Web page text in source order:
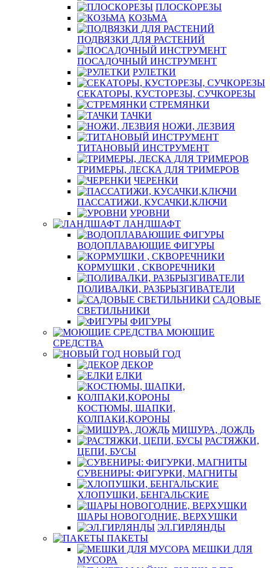
ПЛОСКОРЕЗЫ
КОЗЬМА
ПОДВЯЗКИ ДЛЯ РАСТЕНИЙ
ПОСАДОЧНЫЙ ИНСТРУМЕНТ
РУЛЕТКИ
СЕКАТОРЫ, КУСТОРЕЗЫ, СУЧКОРЕЗЫ
СТРЕМЯНКИ
ТАЧКИ
НОЖИ, ЛЕЗВИЯ
ТИТАНОВЫЙ ИНСТРУМЕНТ
ТРИМЕРЫ, ЛЕСКА ДЛЯ ТРИМЕРОВ
ЧЕРЕНКИ
ПАССАТИЖИ, КУСАЧКИ,КЛЮЧИ
УРОВНИ
ЛАНДШАФТ
ВОДОПЛАВАЮЩИЕ ФИГУРЫ
КОРМУШКИ , СКВОРЕЧНИКИ
ПОЛИВАЛКИ, РАЗБРЫЗГИВАТЕЛИ
САДОВЫЕ
СВЕТИЛЬНИКИ
ФИГУРЫ
МОЮЩИЕ
СРЕДСТВА
НОВЫЙ ГОД
ДЕКОР
ЕЛКИ
КОСТЮМЫ, ШАПКИ,
КОЛПАКИ,КОРОНЫ
МИШУРА, ДОЖДЬ
РАСТЯЖКИ,
ЦЕПИ, БУСЫ
СУВЕНИРЫ: ФИГУРКИ, МАГНИТЫ
ХЛОПУШКИ, БЕНГАЛЬСКИЕ
ШАРЫ НОВОГОДНИЕ, ВЕРХУШКИ
ЭЛ.ГИРЛЯНДЫ
ПАКЕТЫ
МЕШКИ ДЛЯ
МУСОРА